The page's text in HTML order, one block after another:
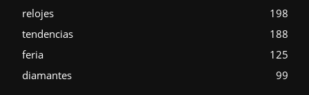
relojes
198
tendencias
188
feria
125
diamantes
99